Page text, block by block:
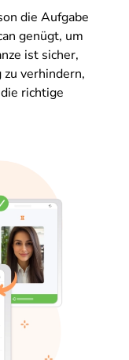
die Aufgabe
genügt, um
ist sicher,
verhindern,
richtige